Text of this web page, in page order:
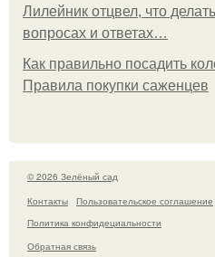
Лилейник отцвел, что
вопросах и ответах…
Как правильно посадить
Правила покупки саженцев
© 2026 Зелёный сад
Контакты
Пользовательское соглашение
Политика конфидециальности
Обратная связь